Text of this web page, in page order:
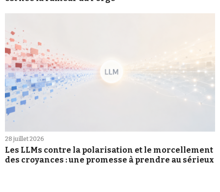
28 juillet 2026
Les LLMs contre la polarisation et le morcellement
des croyances : une promesse à prendre au sérieux